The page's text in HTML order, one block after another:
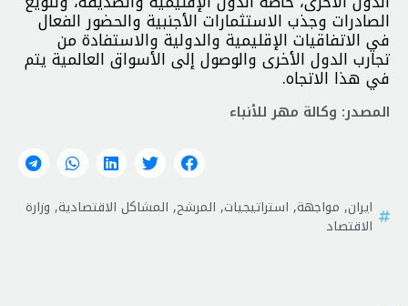
الصادرات وجذب الاستثمارات الأجنبية والحضور الفعال
في الاتفاقيات الإقليمية والدولية والاستفادة من
تجارب الدول الأخرى والوصول إلى الأسواق العالمية يتم
في هذا الاتجاه.
المصدر: وكالة مهر للأنباء
ايران, مواجهة, استراتيجيات, المرشح, المشاكل الاقتصادية, وزارة
الاقتصاد